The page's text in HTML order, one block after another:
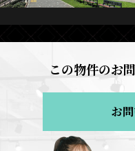
この物件のお
お